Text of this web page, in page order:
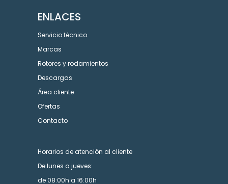
ENLACES
Servicio técnico
Marcas
Rotores y rodamientos
Descargas
Área cliente
Ofertas
Contacto
Horarios de atención al cliente
De lunes a jueves:
de 08:00h a 16:00h